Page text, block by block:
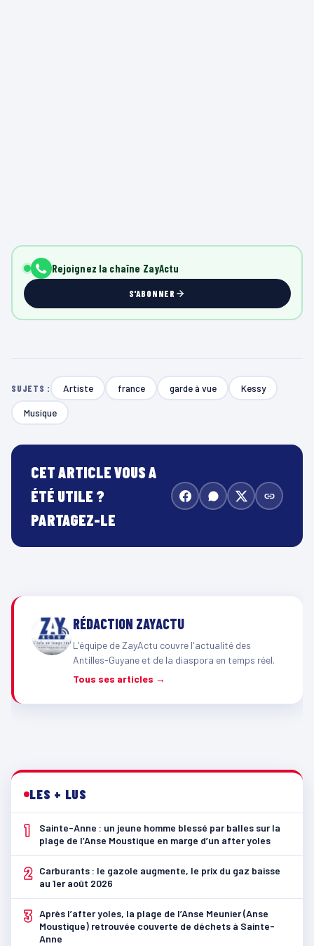
Rejoignez la chaîne ZayActu
S'ABONNER
SUJETS : Artiste france garde à vue Kessy
Musique
CET ARTICLE VOUS A
ÉTÉ UTILE ?
PARTAGEZ-LE
RÉDACTION ZAYACTU
L'équipe de ZayActu couvre l'actualité des
Antilles-Guyane et de la diaspora en temps réel.
Tous ses articles →
LES + LUS
1
Sainte-Anne : un jeune homme blessé par balles sur la
plage de l’Anse Moustique en marge d’un after yoles
2
Carburants : le gazole augmente, le prix du gaz baisse
au 1er août 2026
3 Après l’after yoles, la plage de l’Anse Meunier (Anse
Moustique) retrouvée couverte de déchets à Sainte-
Anne